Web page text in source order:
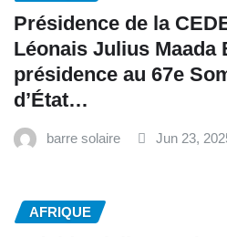
Présidence de la
Léonais Julius Maada
présidence au 67e
d’État…
barre solaire Jun 23,
AFRIQUE